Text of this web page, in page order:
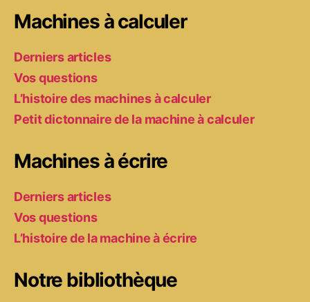
Machines à calculer
Derniers articles
Vos questions
L’histoire des machines à calculer
Petit dictonnaire de la machine à calculer
Machines à écrire
Derniers articles
Vos questions
L’histoire de la machine à écrire
Notre bibliothèque